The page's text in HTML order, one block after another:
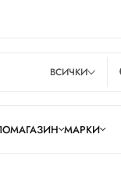
ВСИЧКИ
МАГАЗИН МАРКИ